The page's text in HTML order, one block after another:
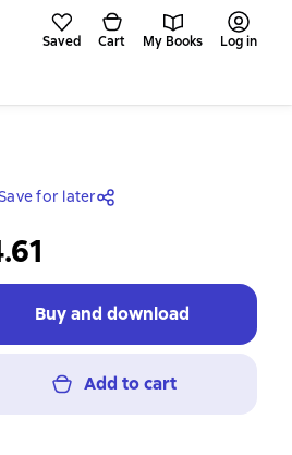
Saved Cart My Books Log in
for later
Buy and download
Add to cart